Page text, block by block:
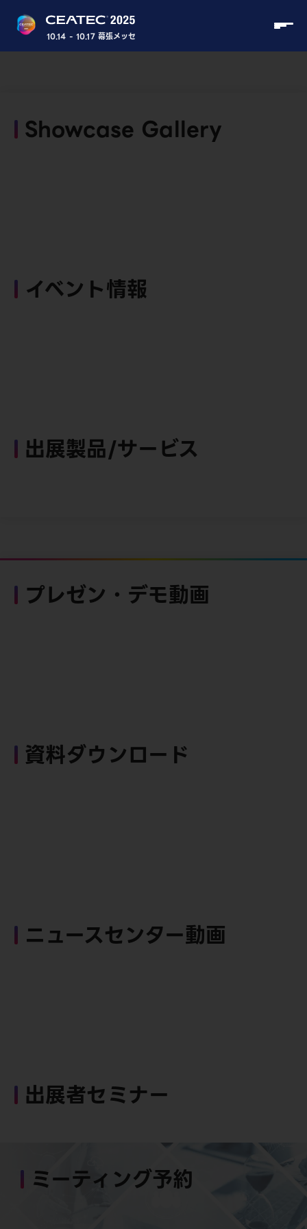
10.14 - 10.17 幕張メッセ
Showcase Gallery
イベント情報
出展製品/サービス
プレゼン・デモ動画
資料ダウンロード
ニュースセンター動画
出展者セミナー
ミーティング予約